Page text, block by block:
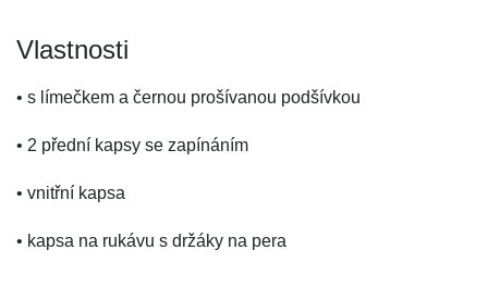
Vlastnosti
• s límečkem a černou prošívanou podšívkou
• 2 přední kapsy se zapínáním
• vnitřní kapsa
• kapsa na rukávu s držáky na pera